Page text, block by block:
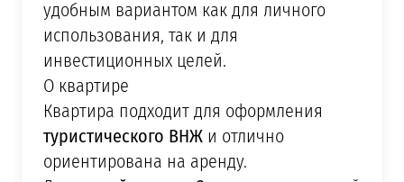
удобным вариантом как для личного
использования, так и для
инвестиционных целей.
О квартире
Квартира подходит для оформления
туристического ВНЖ и отлично
ориентирована на аренду.